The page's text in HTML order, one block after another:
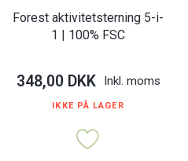
Forest aktivitetsterning 5-i-
1 | 100% FSC
348,00 DKK Inkl. moms
IKKE PÅ LAGER